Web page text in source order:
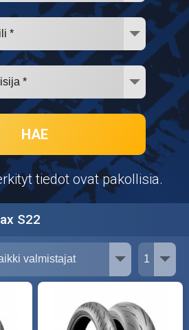
HAE
tiedot ovat pakollisia.
S22